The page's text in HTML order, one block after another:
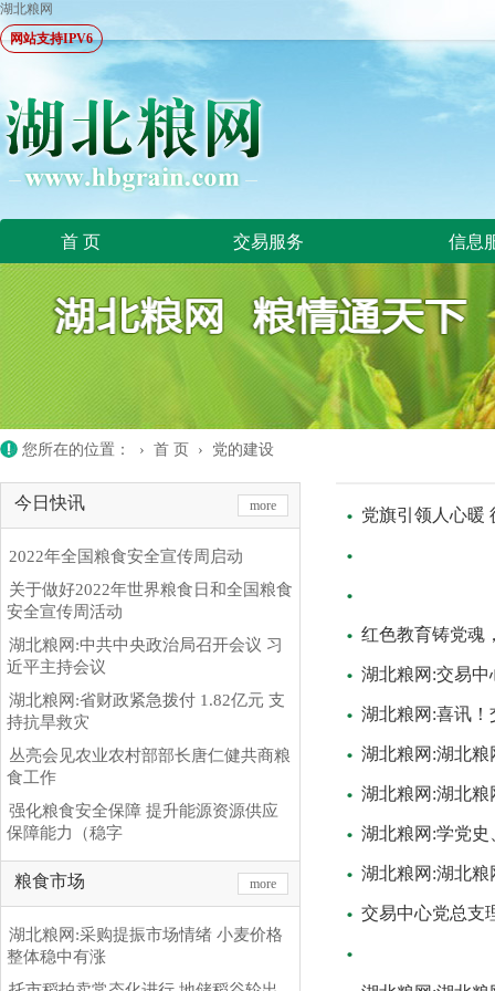
湖北粮网
网站支持IPV6
首 页 交易服务 信息
您所在的位置： › 首 页 › 党的建设
今日快讯 more
2022年全国粮食安全宣传周启动
关于做好2022年世界粮食日和全国粮食
安全宣传周活动
湖北粮网:中共中央政治局召开会议 习
近平主持会议
湖北粮网:省财政紧急拨付 1.82亿元 支
持抗旱救灾
丛亮会见农业农村部部长唐仁健共商粮
食工作
强化粮食安全保障 提升能源资源供应
保障能力（稳字
粮食市场 more
湖北粮网:采购提振市场情绪 小麦价格
整体稳中有涨
党旗引领人心暖
红色教育铸党魂
湖北粮网:交易
湖北粮网:喜讯
湖北粮网:湖北
湖北粮网:湖北粮
湖北粮网:学党
湖北粮网:湖北
交易中心党总支